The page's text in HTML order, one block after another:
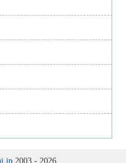
と歴史像』
と台地―生活空間の歴
成と境界性―都城から
環境と地域形成』
2003 - 2026